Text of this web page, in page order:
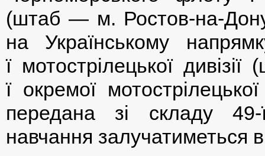
(штаб — м. Ростов-на-
на Українському
ї мотострілецької
ї окремої
передана зі складу 49-
навчання залучатиметься